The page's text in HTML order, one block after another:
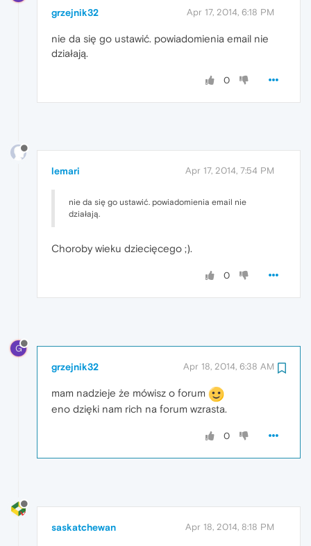
grzejnik32 Apr 17, 2014, 6:18 PM
nie da się go ustawić. powiadomienia email nie
działają.
0
lemari Apr 17, 2014, 7:54 PM
nie da się go ustawić. powiadomienia email nie
działają.
Choroby wieku dziecięcego ;).
0
G
grzejnik32 Apr 18, 2014, 6:38 AM
mam nadzieje że mówisz o forum
eno dzięki nam rich na forum wzrasta.
0
saskatchewan Apr 18, 2014, 8:18 PM